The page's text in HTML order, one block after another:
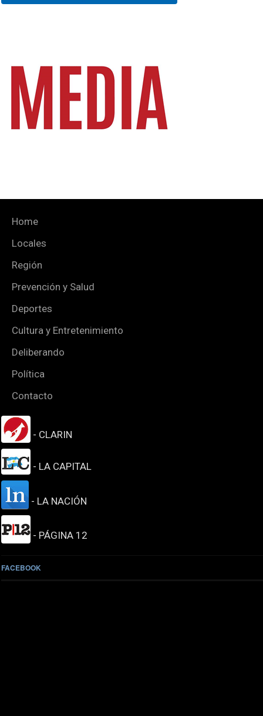
Home
Locales
Región
Prevención y Salud
Deportes
Cultura y Entretenimiento
Deliberando
Política
Contacto
- CLARIN
- LA CAPITAL
- LA NACIÓN
- PÁGINA 12
FACEBOOK